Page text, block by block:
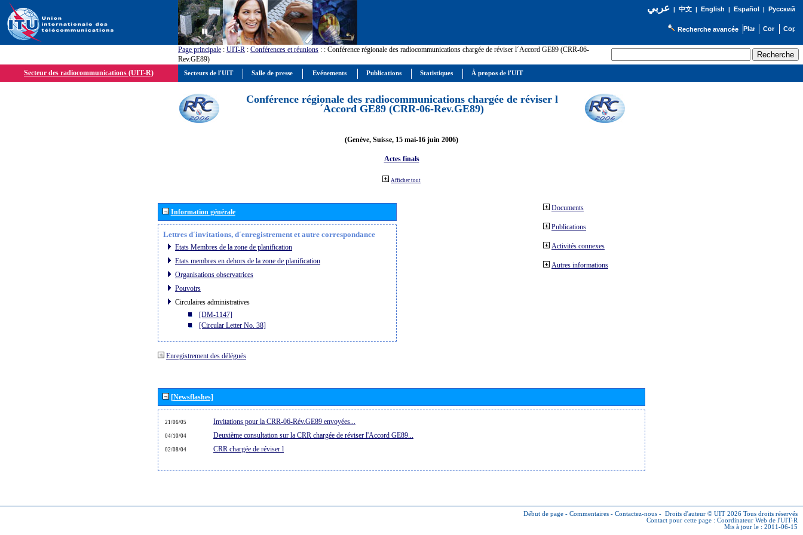
عربي| 中文| English | Español | Русский
Recherche avancée
Page principale : UIT-R : Conférences et réunions : : Conférence régionale des radiocommunications chargée de réviser l´Accord GE89 (CRR-06-
Rev.GE89)
Secteur des radiocommunications (UIT-R)
Conférence régionale des radiocommunications chargée de réviser l
´Accord GE89 (CRR-06-Rev.GE89)
(Genève, Suisse, 15 mai-16 juin 2006)
Actes finals
Afficher tout
Information générale
Lettres d´invitations, d´enregistrement et autre correspondance
Etats Membres de la zone de planification
Etats membres en dehors de la zone de planification
Organisations observatrices
Pouvoirs
Circulaires administratives
[DM-1147]
[Circular Letter No. 38]
Enregistrement des délégués
Documents
Publications
Activités connexes
Autres informations
[Newsflashes]
21/06/05 Invitations pour la CRR-06-Rév.GE89 envoyées...
04/10/04 Deuxième consultation sur la CRR chargée de réviser l'Accord GE89...
02/08/04 CRR chargée de réviser l
Début de page - Commentaires - Contactez-nous - Droits d'auteur © UIT 2026 Tous droits réservés
Contact pour cette page : Coordinateur Web de l'UIT-R
Mis à jour le : 2011-06-15
Secteurs de l'UIT Salle de presse Evénements Publications Statistiques À propos de l'UIT